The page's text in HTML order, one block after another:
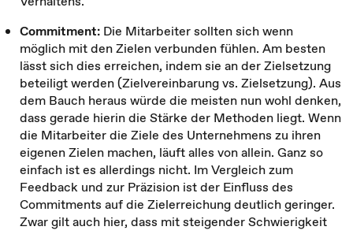
Commitment: Die Mitarbeiter sollten sich wenn
möglich mit den Zielen verbunden fühlen. Am besten
lässt sich dies erreichen, indem sie an der Zielsetzung
beteiligt werden (Zielvereinbarung vs. Zielsetzung). Aus
dem Bauch heraus würde die meisten nun wohl denken,
dass gerade hierin die Stärke der Methoden liegt. Wenn
die Mitarbeiter die Ziele des Unternehmens zu ihren
eigenen Zielen machen, läuft alles von allein. Ganz so
einfach ist es allerdings nicht. Im Vergleich zum
Feedback und zur Präzision ist der Einfluss des
Commitments auf die Zielerreichung deutlich geringer.
Zwar gilt auch hier, dass mit steigender Schwierigkeit